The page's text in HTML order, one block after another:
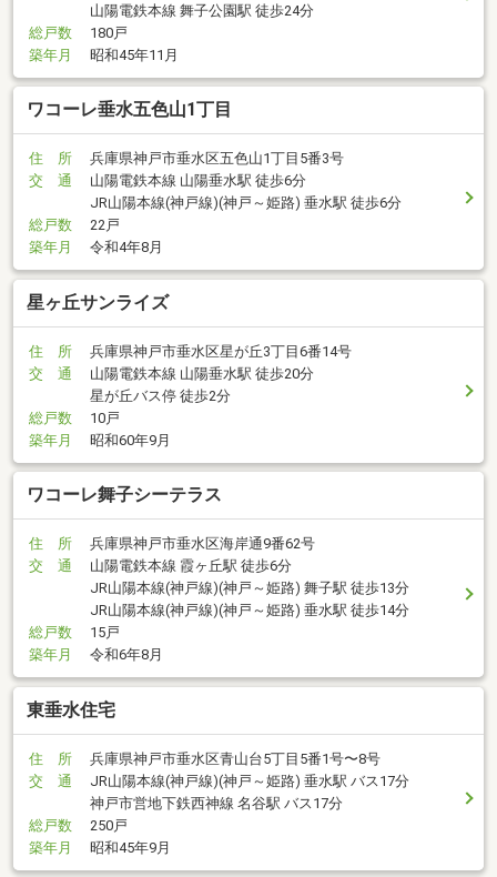
山陽電鉄本線 舞子公園駅 徒歩24分
総戸数
180戸
築年月
昭和45年11月
ワコーレ垂水五色山1丁目
住 所
兵庫県神戸市垂水区五色山1丁目5番3号
交 通
山陽電鉄本線 山陽垂水駅 徒歩6分
JR山陽本線(神戸線)(神戸～姫路) 垂水駅 徒歩6分
総戸数
22戸
築年月
令和4年8月
星ヶ丘サンライズ
住 所
兵庫県神戸市垂水区星が丘3丁目6番14号
交 通
山陽電鉄本線 山陽垂水駅 徒歩20分
星が丘バス停 徒歩2分
総戸数
10戸
築年月
昭和60年9月
ワコーレ舞子シーテラス
住 所
兵庫県神戸市垂水区海岸通9番62号
交 通
山陽電鉄本線 霞ヶ丘駅 徒歩6分
JR山陽本線(神戸線)(神戸～姫路) 舞子駅 徒歩13分
JR山陽本線(神戸線)(神戸～姫路) 垂水駅 徒歩14分
総戸数
15戸
築年月
令和6年8月
東垂水住宅
住 所
兵庫県神戸市垂水区青山台5丁目5番1号〜8号
交 通
JR山陽本線(神戸線)(神戸～姫路) 垂水駅 バス17分
神戸市営地下鉄西神線 名谷駅 バス17分
総戸数
250戸
築年月
昭和45年9月